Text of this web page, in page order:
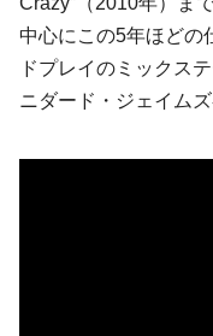
中心にこの5年ほどの
ドプレイのミックス
ニダード・ジェイムズ